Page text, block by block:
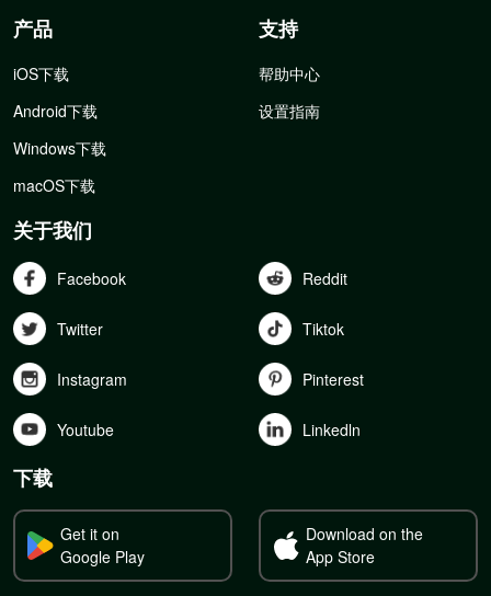
产品
iOS下载
Android下载
Windows下载
macOS下载
支持
帮助中心
设置指南
关于我们
Facebook Reddit
Twitter Tiktok
Instagram Pinterest
Youtube Linkedln
下载
Get it on
Google Play
Download on the
App Store